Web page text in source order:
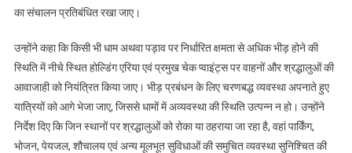
तैयार
करने
के
का संचालन प्रतिबंधित रखा जाए।
उन्होंने कहा कि किसी भी धाम अथवा पड़ाव पर निर्धारित क्षमता से अधिक भीड़ होने की
स्थिति में नीचे स्थित होल्डिंग एरिया एवं प्रमुख चेक प्वाइंट्स पर वाहनों और श्रद्धालुओं की
आवाजाही को नियंत्रित किया जाए। भीड़ प्रबंधन के लिए चरणबद्ध व्यवस्था अपनाते हुए
यात्रियों को आगे भेजा जाए, जिससे धामों में अव्यवस्था की स्थिति उत्पन्न न हो। उन्होंने
निर्देश दिए कि जिन स्थानों पर श्रद्धालुओं को रोका या ठहराया जा रहा है, वहां पार्किंग,
भोजन, पेयजल, शौचालय एवं अन्य मूलभूत सुविधाओं की समुचित व्यवस्था सुनिश्चित की